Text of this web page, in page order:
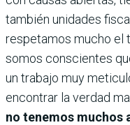
también unidades
respetamos mucho el
somos conscientes
un trabajo muy
encontrar la verdad
no tenemos muchos